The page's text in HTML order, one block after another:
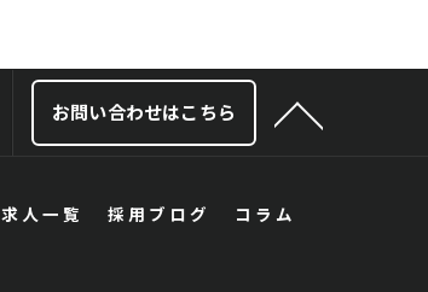
お問い合わせはこちら
求人一覧 採用ブログ
コラム